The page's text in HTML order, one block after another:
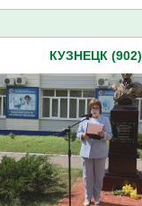
КУЗНЕЦК (902)